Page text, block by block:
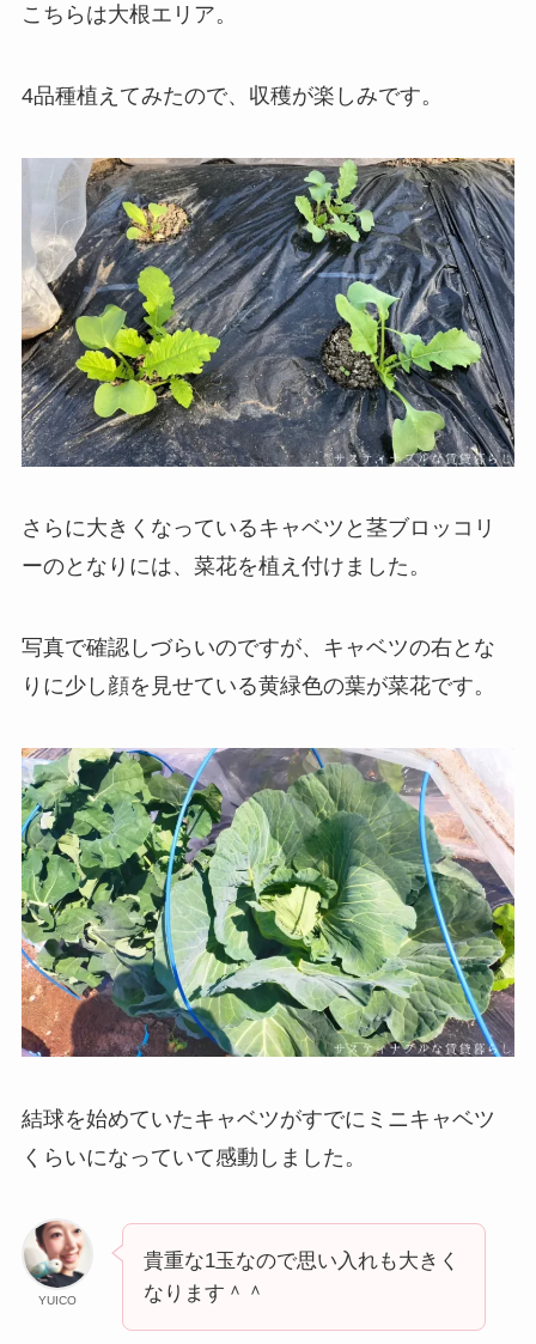
こちらは大根エリア。
4品種植えてみたので、収穫が楽しみです。
さらに大きくなっているキャベツと茎ブロッコリ
ーのとなりには、菜花を植え付けました。
写真で確認しづらいのですが、キャベツの右とな
りに少し顔を見せている黄緑色の葉が菜花です。
結球を始めていたキャベツがすでにミニキャベツ
くらいになっていて感動しました。
YUICO
貴重な1玉なので思い入れも大きく
なります＾＾